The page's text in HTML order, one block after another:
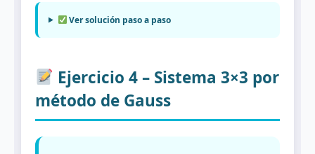
Ver solución paso a paso
Ejercicio 4 – Sistema 3×3 por
método de Gauss